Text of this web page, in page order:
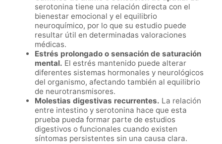
serotonina tiene una relación directa con el
bienestar emocional y el equilibrio
neuroquímico, por lo que su estudio puede
resultar útil en determinadas valoraciones
médicas.
Estrés prolongado o sensación de saturación
mental. El estrés mantenido puede alterar
diferentes sistemas hormonales y neurológicos
del organismo, afectando también al equilibrio
de neurotransmisores.
Molestias digestivas recurrentes. La relación
entre intestino y serotonina hace que esta
prueba pueda formar parte de estudios
digestivos o funcionales cuando existen
síntomas persistentes sin una causa clara.